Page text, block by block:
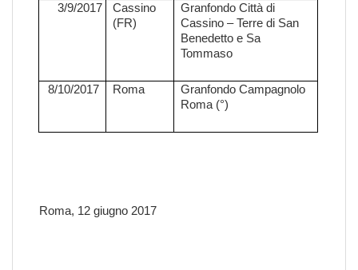
3/9/2017
Cassino
(FR)
Granfondo Città di
Cassino – Terre di San
Benedetto e Sa
Tommaso
8/10/2017 Roma
Granfondo Campagnolo
Roma (°)
Roma, 12 giugno 2017